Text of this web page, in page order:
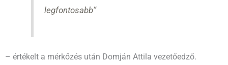
legfontosabb”
– értékelt a mérkőzés után Domján Attila vezetőedző.